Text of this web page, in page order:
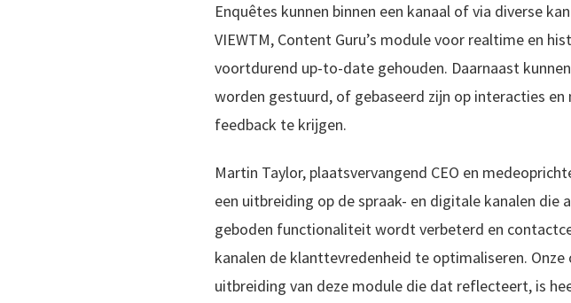
Enquêtes kunnen binnen een kanaal of via diverse
VIEWTM, Content Guru’s module voor realtime en
voortdurend up-to-date gehouden. Daarnaast
worden gestuurd, of gebaseerd zijn op interacties
feedback te krijgen.
Martin Taylor, plaatsvervangend CEO en
een uitbreiding op de spraak- en digitale kanalen die
geboden functionaliteit wordt verbeterd en
kanalen de klanttevredenheid te optimaliseren. Onze
uitbreiding van deze module die dat reflecteert, is